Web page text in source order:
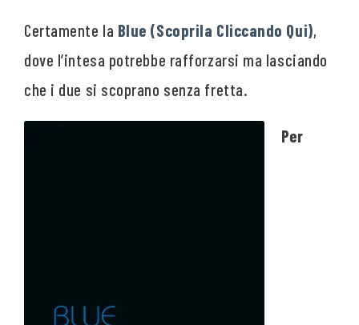
Certamente la Blue (Scoprila Cliccando Qui),
dove l’intesa potrebbe rafforzarsi ma lasciando
che i due si scoprano senza fretta.
Per